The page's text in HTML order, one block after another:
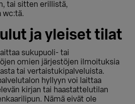
tai sitten erillistä,
wc:tä.
ja yleiset tilat
sukupuoli- tai
omien järjestöjen ilmoituksia
tai vertaistukipalveluista.
hyllyyn voi laittaa
kirjan tai haastattelutilan
Nämä eivät ole